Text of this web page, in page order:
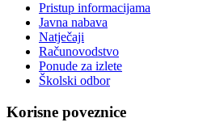
Pristup informacijama
Javna nabava
Natječaji
Računovodstvo
Ponude za izlete
Školski odbor
Korisne poveznice